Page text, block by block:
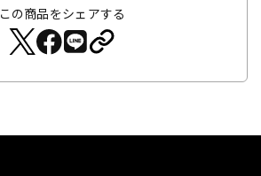
この商品をシェアする